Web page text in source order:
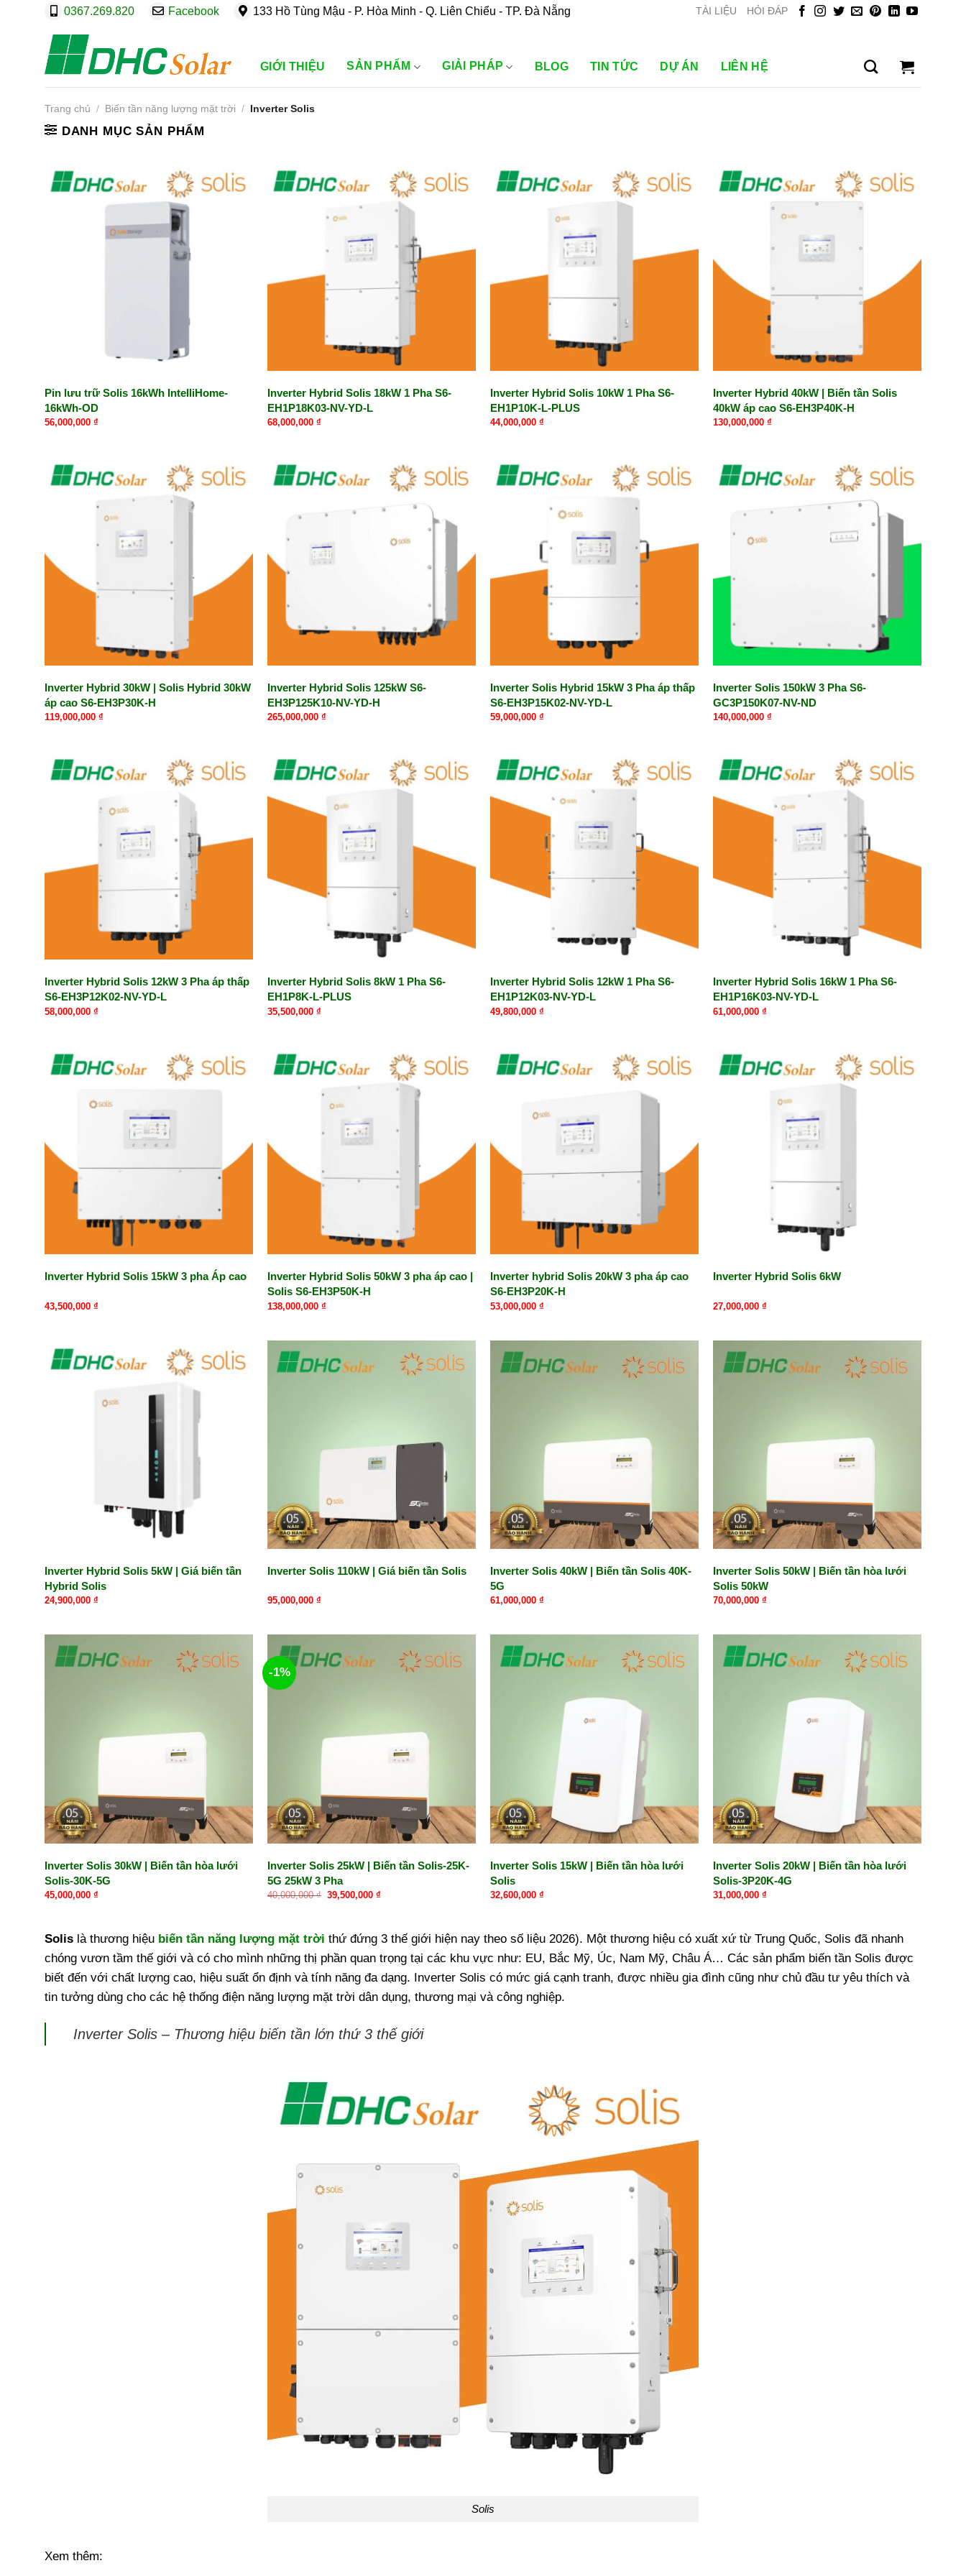
0367.269.820 Facebook 133 Hồ Tùng Mậu - P. Hòa Minh - Q. Liên Chiểu - TP. Đà Nẵng TÀI LIỆU HỎI ĐÁP
GIỚI THIỆU SẢN PHẨM GIẢI PHÁP BLOG TIN TỨC DỰ ÁN LIÊN HỆ
Trang chủ / Biến tần năng lượng mặt trời / Inverter Solis
DANH MỤC SẢN PHẨM
Pin lưu trữ Solis 16kWh IntelliHome-
16kWh-OD
56,000,000 ₫
Inverter Hybrid Solis 18kW 1 Pha S6-
EH1P18K03-NV-YD-L
68,000,000 ₫
Inverter Hybrid Solis 10kW 1 Pha S6-
EH1P10K-L-PLUS
44,000,000 ₫
Inverter Hybrid 40kW | Biến tần Solis
40kW áp cao S6-EH3P40K-H
130,000,000 ₫
Inverter Hybrid 30kW | Solis Hybrid 30kW
áp cao S6-EH3P30K-H
119,000,000 ₫
Inverter Hybrid Solis 125kW S6-
EH3P125K10-NV-YD-H
265,000,000 ₫
Inverter Solis Hybrid 15kW 3 Pha áp thấp
S6-EH3P15K02-NV-YD-L
59,000,000 ₫
Inverter Solis 150kW 3 Pha S6-
GC3P150K07-NV-ND
140,000,000 ₫
Inverter Hybrid Solis 12kW 3 Pha áp thấp
S6-EH3P12K02-NV-YD-L
58,000,000 ₫
Inverter Hybrid Solis 8kW 1 Pha S6-
EH1P8K-L-PLUS
35,500,000 ₫
Inverter Hybrid Solis 12kW 1 Pha S6-
EH1P12K03-NV-YD-L
49,800,000 ₫
Inverter Hybrid Solis 16kW 1 Pha S6-
EH1P16K03-NV-YD-L
61,000,000 ₫
Inverter Hybrid Solis 15kW 3 pha Áp cao
43,500,000 ₫
Inverter Hybrid Solis 50kW 3 pha áp cao |
Solis S6-EH3P50K-H
138,000,000 ₫
Inverter hybrid Solis 20kW 3 pha áp cao
S6-EH3P20K-H
53,000,000 ₫
Inverter Hybrid Solis 6kW
27,000,000 ₫
Inverter Hybrid Solis 5kW | Giá biến tần
Hybrid Solis
24,900,000 ₫
Inverter Solis 110kW | Giá biến tần Solis
95,000,000 ₫
Inverter Solis 40kW | Biến tần Solis 40K-
5G
61,000,000 ₫
Inverter Solis 50kW | Biến tần hòa lưới
Solis 50kW
70,000,000 ₫
Inverter Solis 30kW | Biến tần hòa lưới
Solis-30K-5G
45,000,000 ₫
-1%
Inverter Solis 25kW | Biến tần Solis-25K-
5G 25kW 3 Pha
40,000,000₫ Giá
39,500,000 ₫Giá
39,500,000 ₫.
Inverter Solis 15kW | Biến tần hòa lưới
Solis
32,600,000 ₫
Inverter Solis 20kW | Biến tần hòa lưới
Solis-3P20K-4G
31,000,000 ₫
Solis là thương hiệu biến tần năng lượng mặt trời thứ đứng 3 thế giới hiện nay theo số liệu 2026). Một thương hiệu có xuất xứ từ Trung Quốc, Solis đã nhanh
chóng vươn tầm thế giới và có cho mình những thị phần quan trọng tại các khu vực như: EU, Bắc Mỹ, Úc, Nam Mỹ, Châu Á… Các sản phẩm biến tần Solis được
biết đến với chất lượng cao, hiệu suất ổn định và tính năng đa dạng. Inverter Solis có mức giá cạnh tranh, được nhiều gia đình cũng như chủ đầu tư yêu thích và
tin tưởng dùng cho các hệ thống điện năng lượng mặt trời dân dụng, thương mại và công nghiệp.
Inverter Solis – Thương hiệu biến tần lớn thứ 3 thế giới
Solis
Xem thêm: